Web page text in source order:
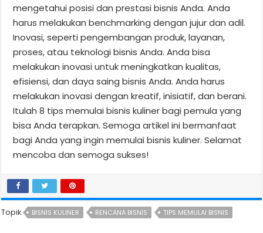
mengetahui posisi dan prestasi bisnis Anda. Anda
harus melakukan benchmarking dengan jujur dan adil.
Inovasi, seperti pengembangan produk, layanan,
proses, atau teknologi bisnis Anda. Anda bisa
melakukan inovasi untuk meningkatkan kualitas,
efisiensi, dan daya saing bisnis Anda. Anda harus
melakukan inovasi dengan kreatif, inisiatif, dan berani.
Itulah 8 tips memulai bisnis kuliner bagi pemula yang
bisa Anda terapkan. Semoga artikel ini bermanfaat
bagi Anda yang ingin memulai bisnis kuliner. Selamat
mencoba dan semoga sukses!
Topik BISNIS KULINER RENCANA BISNIS TIPS MEMULAI BISNIS